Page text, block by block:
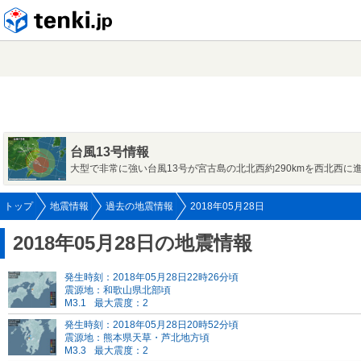
台風13号情報
大型で非常に強い台風13号が宮古島の北北西約290kmを西北西に
トップ 地震情報 過去の地震情報 2018年05月28日
2018年05月28日の地震情報
発生時刻：2018年05月28日22時26分頃
震源地：和歌山県北部頃
M3.1
最大震度：2
発生時刻：2018年05月28日20時52分頃
震源地：熊本県天草・芦北地方頃
M3.3
最大震度：2